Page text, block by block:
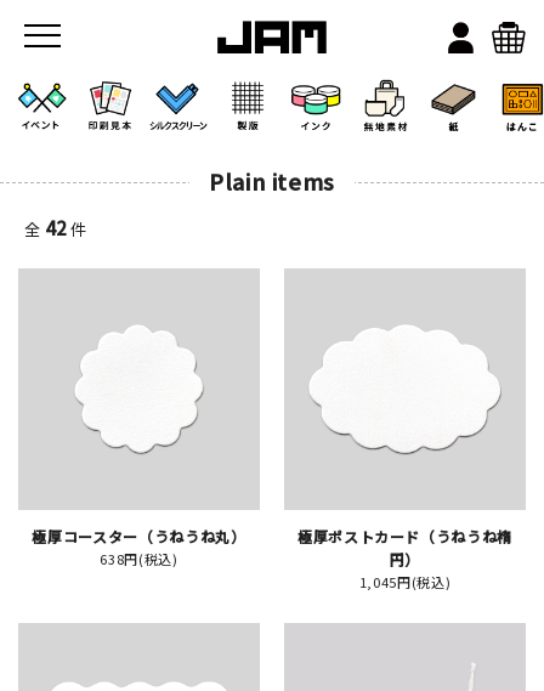
お店/ワークスペース
Plain items
全 42件
極厚コースター（うねうね丸）
638円(税込)
極厚ポストカード（うねうね楕
円）
1,045円(税込)